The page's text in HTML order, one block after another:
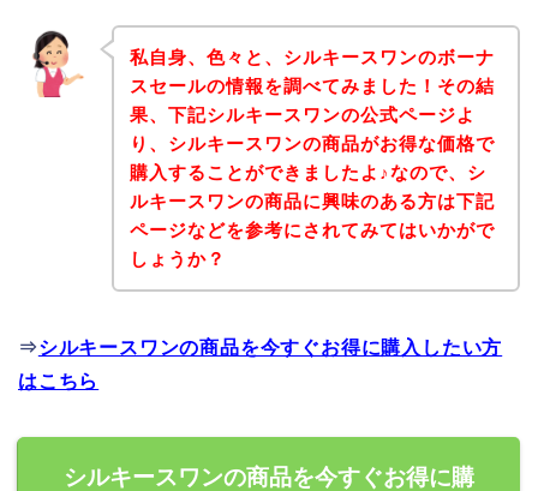
私自身、色々と、シルキースワンのボーナ
スセールの情報を調べてみました！その結
果、下記シルキースワンの公式ページよ
り、シルキースワンの商品がお得な価格で
購入することができましたよ♪なので、シ
ルキースワンの商品に興味のある方は下記
ページなどを参考にされてみてはいかがで
しょうか？
⇒シルキースワンの商品を今すぐお得に購入したい方
はこちら
シルキースワンの商品を今すぐお得に購